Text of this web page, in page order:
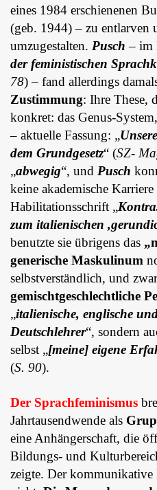
eines 1984 erschienenen
(geb. 1944) – zu entlarven
umzugestalten. Pusch – im
der feministischen
78) – fand allerdings
Zustimmung: Ihre These,
konkret: das Genus-
– aktuelle Fassung: „
dem Grundgesetz“ (SZ-
„abwegig“, und Pusch
keine akademische
Habilitationsschrift „
zum italienischen
benutzte sie übrigens das
generische Maskulinum
selbstverständlich, und
gemischtgeschlechtliche
„italienische, englische
Deutschlehrer“, sondern
selbst „[meine] eigene
(S. 90).
Der Sprachfeminismus
Jahrtausendwende als
eine Anhängerschaft, die
Bildungs- und
zeigte. Der kommunikative